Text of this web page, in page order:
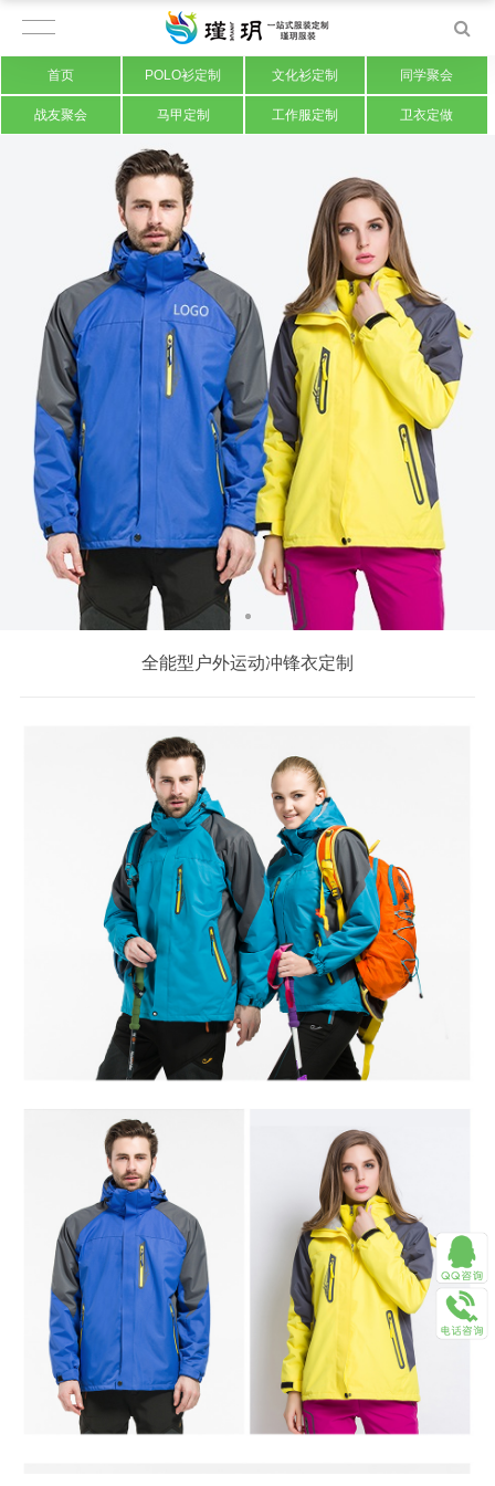
首页 POLO衫定制 文化衫定制 同学聚会
战友聚会 马甲定制 工作服定制 卫衣定做
全能型户外运动冲锋衣定制